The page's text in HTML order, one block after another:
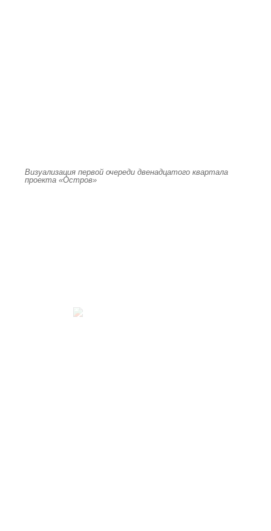
Визуализация первой очереди двенадцатого квартала
проекта «Остров»